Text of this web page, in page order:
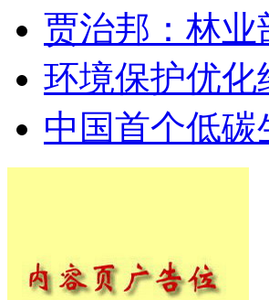
贾治邦：林
环境保护优
中国首个低